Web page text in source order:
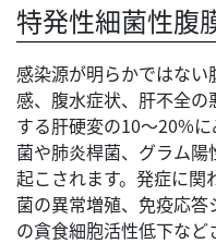
特発性細菌性腹
感染源が明らかではない
感、腹水症状、肝不全の
する肝硬変の10～20%
菌や肺炎桿菌、グラム
起こされます。発症に関
菌の異常増殖、免疫応
の貪食細胞活性低下など